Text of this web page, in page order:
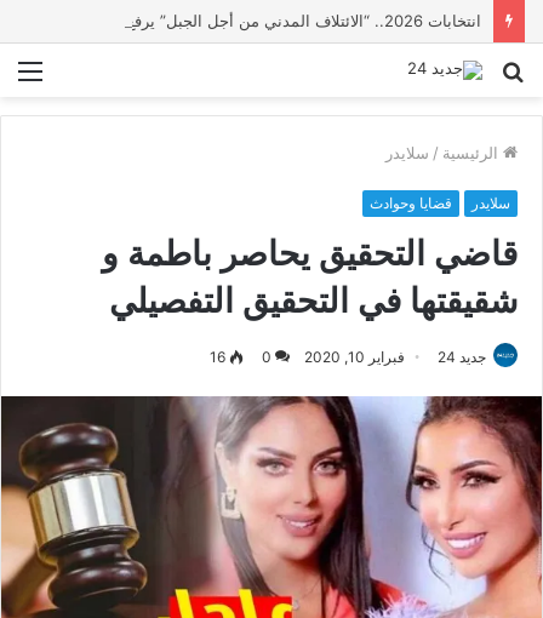
بحث
الرئيسية / سلايدر
سلايدر قضايا وحوادث
قاضي التحقيق يحاصر باطمة و
شقيقتها في التحقيق التفصيلي
جديد 24 فبراير 10, 2020 0
16